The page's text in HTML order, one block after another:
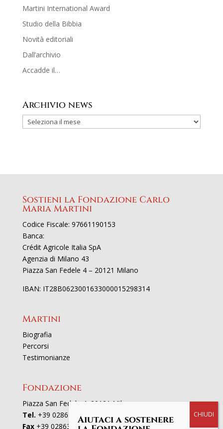
Martini International Award
Studio della Bibbia
Novità editoriali
Dall’archivio
Accadde il…
Archivio news
Sostieni la Fondazione Carlo
Maria Martini
Codice Fiscale: 97661190153
Banca:
Crédit Agricole Italia SpA
Agenzia di Milano 43
Piazza San Fedele 4 – 20121 Milano
IBAN: IT28B0623001633000015298314
Martini
Biografia
Percorsi
Testimonianze
Fondazione
Piazza San Fedele 4, 20121 Milano
Tel. +39 02863521
Fax+39 0286352801
Aiutaci a sostenere